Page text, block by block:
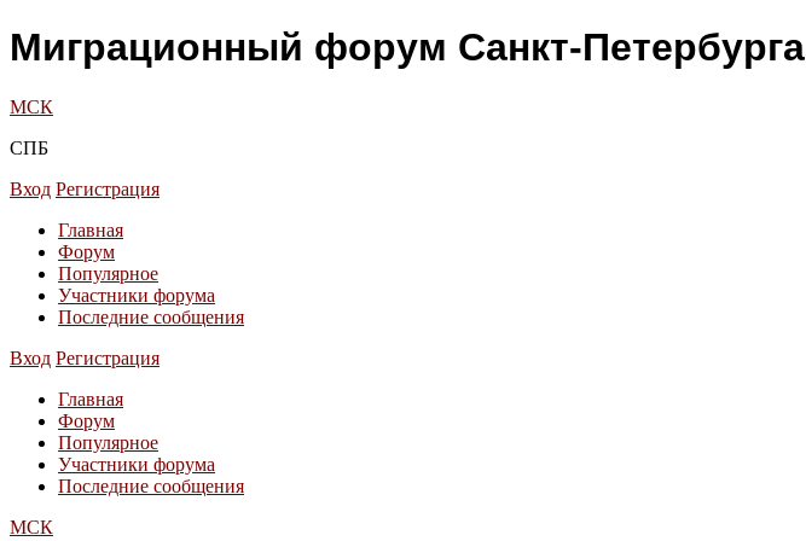
Миграционный форум Санкт-Петербурга
МСК
СПБ
Вход Регистрация
Главная
Форум
Популярное
Участники форума
Последние сообщения
Вход Регистрация
Главная
Форум
Популярное
Участники форума
Последние сообщения
МСК